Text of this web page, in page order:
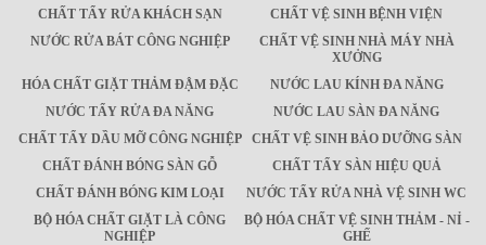
CHẤT TẨY RỬA KHÁCH SẠN
CHẤT VỆ SINH BỆNH VIỆN
NƯỚC RỬA BÁT CÔNG NGHIỆP
CHẤT VỆ SINH NHÀ MÁY NHÀ
XƯỞNG
HÓA CHẤT GIẶT THẢM ĐẬM ĐẶC
NƯỚC LAU KÍNH ĐA NĂNG
NƯỚC TẨY RỬA ĐA NĂNG
NƯỚC LAU SÀN ĐA NĂNG
CHẤT TẨY DẦU MỠ CÔNG NGHIỆP
CHẤT VỆ SINH BẢO DƯỠNG SÀN
CHẤT ĐÁNH BÓNG SÀN GỖ
CHẤT TẨY SÀN HIỆU QUẢ
CHẤT ĐÁNH BÓNG KIM LOẠI
NƯỚC TẨY RỬA NHÀ VỆ SINH WC
BỘ HÓA CHẤT GIẶT LÀ CÔNG
NGHIỆP
BỘ HÓA CHẤT VỆ SINH THẢM - NỈ -
GHẾ